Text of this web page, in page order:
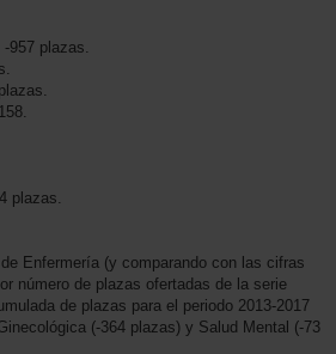
957 plazas.
plazas.
Enfermería (y comparando con las cifras
número de plazas ofertadas de la serie
de plazas para el periodo 2013-2017
(-364 plazas) y Salud Mental (-73